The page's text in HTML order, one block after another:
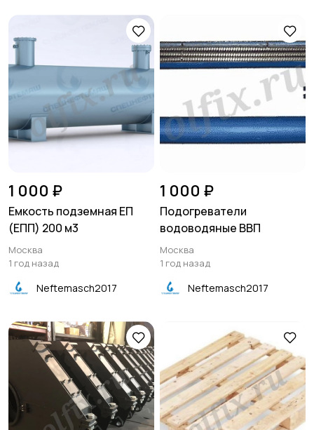
1 000 ₽
Емкость подземная ЕП
(ЕПП) 200 м3
Москва
1 год назад
Neftemasch2017
1 000 ₽
Подогреватели
водоводяные ВВП
Москва
1 год назад
Neftemasch2017